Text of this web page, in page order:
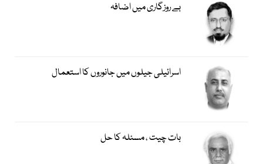
بے روزگاری میں اضافہ
اسرائیلی جیلوں میں جانوروں کا استعمال
بات چیت ، مسئلہ کا حل